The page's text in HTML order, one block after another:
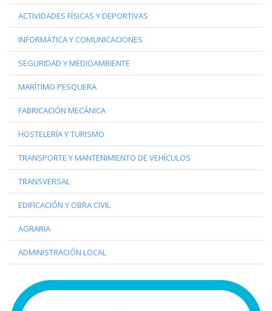
ACTIVIDADES FÍSICAS Y DEPORTIVAS
INFORMÁTICA Y COMUNICACIONES
SEGURIDAD Y MEDIOAMBIENTE
MARÍTIMO PESQUERA
FABRICACIÓN MECÁNICA
HOSTELERÍA Y TURISMO
TRANSPORTE Y MANTENIMIENTO DE VEHÍCULOS
TRANSVERSAL
EDIFICACIÓN Y OBRA CIVIL
AGRARIA
ADMINISTRACIÓN LOCAL